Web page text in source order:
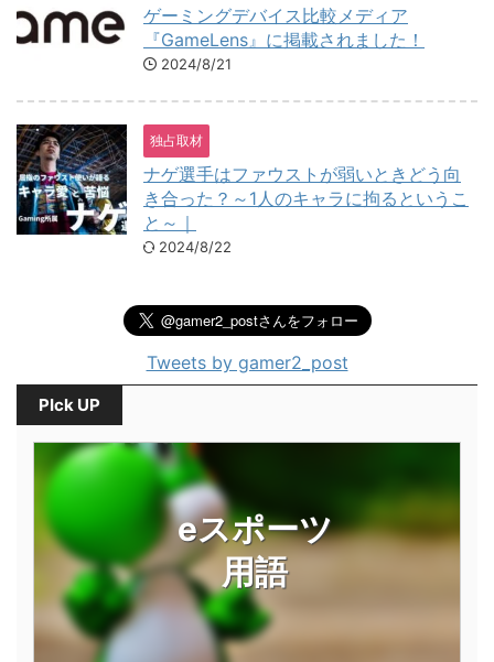
ゲーミングデバイス比較メディア
『GameLens』に掲載されました！
2024/8/21
独占取材
ナゲ選手はファウストが弱いときどう向
き合った？～1人のキャラに拘るというこ
と～｜
2024/8/22
Tweets by gamer2_post
PIck UP
eスポーツ
用語